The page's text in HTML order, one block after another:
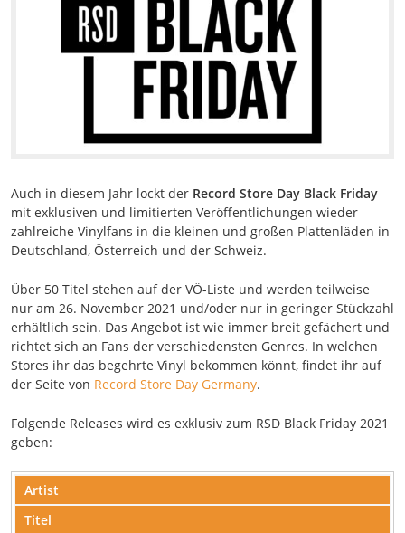
Auch in diesem Jahr lockt der Record Store Day Black Friday
mit exklusiven und limitierten Veröffentlichungen wieder
zahlreiche Vinylfans in die kleinen und großen Plattenläden in
Deutschland, Österreich und der Schweiz.
Über 50 Titel stehen auf der VÖ-Liste und werden teilweise
nur am 26. November 2021 und/oder nur in geringer Stückzahl
erhältlich sein. Das Angebot ist wie immer breit gefächert und
richtet sich an Fans der verschiedensten Genres. In welchen
Stores ihr das begehrte Vinyl bekommen könnt, findet ihr auf
der Seite von Record Store Day Germany.
Folgende Releases wird es exklusiv zum RSD Black Friday 2021
geben:
Artist
Titel